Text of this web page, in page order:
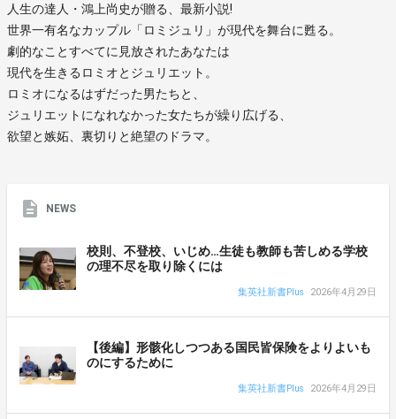
人生の達人・鴻上尚史が贈る、最新小説!
世界一有名なカップル「ロミジュリ」が現代を舞台に甦る。
劇的なことすべてに見放されたあなたは
現代を生きるロミオとジュリエット。
ロミオになるはずだった男たちと、
ジュリエットになれなかった女たちが繰り広げる、
欲望と嫉妬、裏切りと絶望のドラマ。
NEWS
校則、不登校、いじめ…生徒も教師も苦しめる学校
の理不尽を取り除くには
集英社新書Plus 2026年4月29日
【後編】形骸化しつつある国民皆保険をよりよいも
のにするために
集英社新書Plus 2026年4月29日